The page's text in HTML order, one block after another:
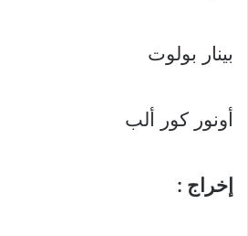
بينار بولوت
أونور كور ألب
إخراج :